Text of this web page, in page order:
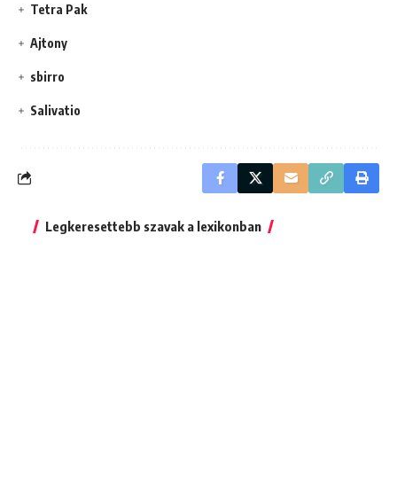
Tetra Pak
Ajtony
sbirro
Salivatio
Legkeresettebb szavak a lexikonban